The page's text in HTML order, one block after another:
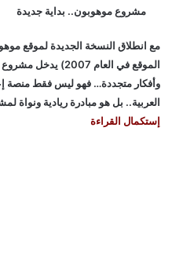
مشروع موهوبون.. بداية جديدة
مع انطلاق النسخة الجديدة لموقع
الموقع في العام
وأفكار متجددة… فهو ليس فقط منصة
العربية.. بل هو مبادرة ريادية ونواة
إستكمال القراءة